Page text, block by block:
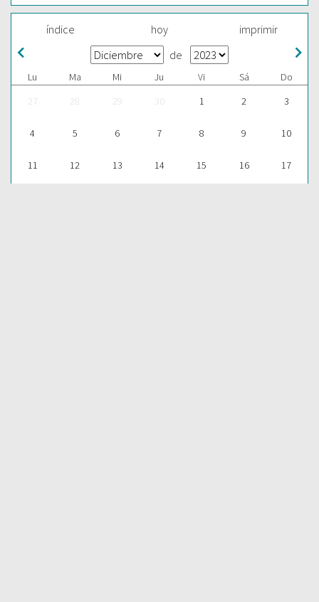
índice hoy imprimir
de
Lu Ma Mi Ju Vi Sá
Do
27
28 29 30 1 2 3
4 5 6 7 8 9 10
11 12 13 14 15 16 17